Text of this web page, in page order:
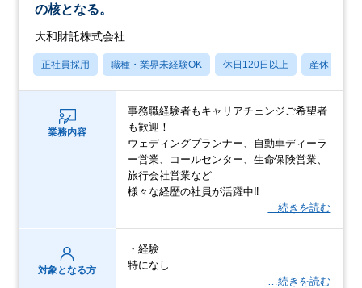
の核となる。
大和財託株式会社
正社員採用 職種・業界未経験OK 休日120日以上 産休・育休
業務内容
事務職経験者もキャリアチェンジご希望者
も歓迎！
ウェディングプランナー、自動車ディーラ
ー営業、コールセンター、生命保険営業、
旅行会社営業など
様々な経歴の社員が活躍中‼
…続きを読む
対象となる方
・経験
特になし
…続きを読む